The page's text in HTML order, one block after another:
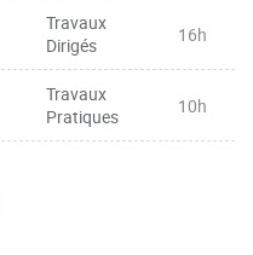
Travaux
Dirigés
16h
Travaux
Pratiques
10h